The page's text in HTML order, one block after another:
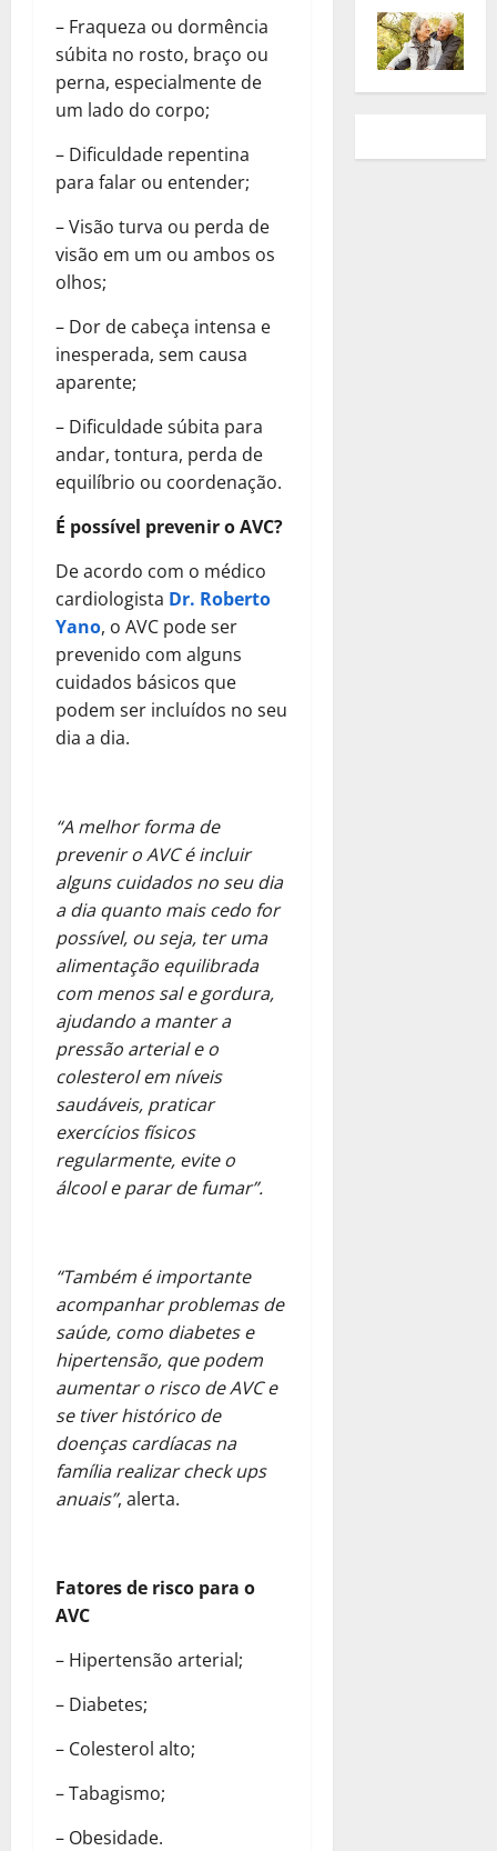
– Fraqueza ou dormência
súbita no rosto, braço ou
perna, especialmente de
um lado do corpo;
– Dificuldade repentina
para falar ou entender;
– Visão turva ou perda de
visão em um ou ambos os
olhos;
– Dor de cabeça intensa e
inesperada, sem causa
aparente;
– Dificuldade súbita para
andar, tontura, perda de
equilíbrio ou coordenação.
É possível prevenir o AVC?
De acordo com o médico
cardiologista Dr. Roberto
Yano, o AVC pode ser
prevenido com alguns
cuidados básicos que
podem ser incluídos no seu
dia a dia.
“A melhor forma de
prevenir o AVC é incluir
alguns cuidados no seu dia
a dia quanto mais cedo for
possível, ou seja, ter uma
alimentação equilibrada
com menos sal e gordura,
ajudando a manter a
pressão arterial e o
colesterol em níveis
saudáveis, praticar
exercícios físicos
regularmente, evite o
álcool e parar de fumar”.
“Também é importante
acompanhar problemas de
saúde, como diabetes e
hipertensão, que podem
aumentar o risco de AVC e
se tiver histórico de
doenças cardíacas na
família realizar check ups
anuais”, alerta.
Fatores de risco para o
AVC
– Hipertensão arterial;
– Diabetes;
– Colesterol alto;
– Tabagismo;
– Obesidade.